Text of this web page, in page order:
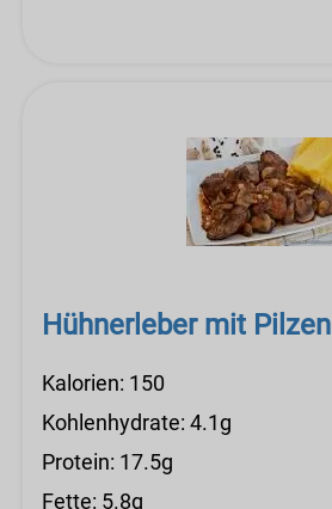
Hühnerleber mit Pilzen
Kalorien: 150
Kohlenhydrate: 4.1g
Protein: 17.5g
Fette: 5.8g